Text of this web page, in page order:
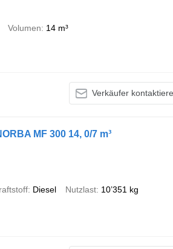
Volumen
14 m³
Verkäufer
MF 300 14, 0/7 m³
Diesel Nutzlast 10’351 kg